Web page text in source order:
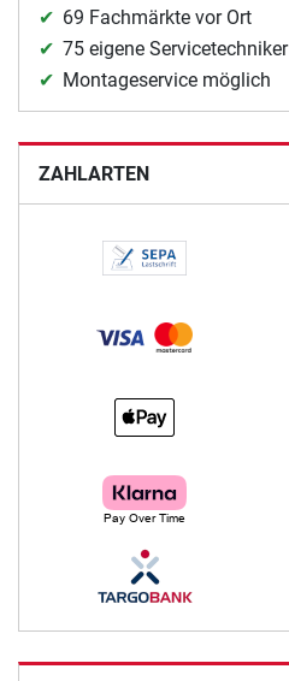
69 Fachmärkte vor Ort
75 eigene Servicetechniker
Montageservice möglich
ZAHLARTEN